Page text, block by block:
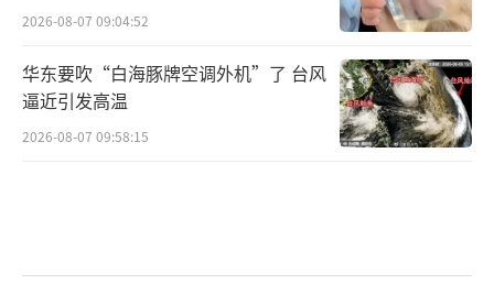
2026-08-07 09:04:52
华东要吹“白海豚牌空调外机”了 台风
逼近引发高温
2026-08-07 09:58:15